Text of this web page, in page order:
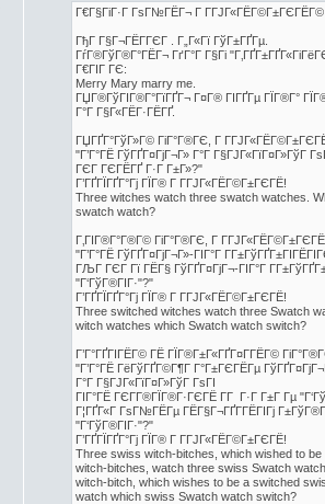
Г€Г§ГіГ·Г ГѕГ№ГЁГ¬ Г
ГђГ Г§Г¬ГЁГ­ГЄГ . Г„Г«Гї ГўГ±ГҐГµ.
ГѓГ®ГўГ®Г°ГЁГ¬ ГґГ°Г Г§Гі
Г€ГІГ ГЄ:
Merry Mary marry me.
ГЏГ®ГўГІГ®Г°ГїГҐГ¬ Г¤Г® ГІГҐГµ ГЇГ®Г°
Г°Г Г§Г«ГЁГ·ГЁГҐ.
ГЏГҐГ°ГўГ»Г© ГіГ°Г®ГЄ, Г
"Г’Г°ГЁ ГўГҐГ¤ГјГ¬Г» Г°Г Г§ГЈГ«ГїГ¤Г»ГўГ
ГЄГ ГЄГЁГҐ Г·Г Г±Г»?"
Г’ГҐГЇГҐГ°Гј ГЇГ® Г Г­ГЈГ«ГЁГ©Г±ГЄГЁ!
Three witches watch three swatch watches.
swatch watch?
Г‚ГІГ®Г°Г®Г© ГіГ°Г®ГЄ, Г
"Г’Г°ГЁ ГўГҐГ¤ГјГ¬Г»-ГІГ°Г
ГЉГ ГЄГ Гї ГЁГ§ ГўГҐГ¤ГјГ¬-ГІГ°Г
"Г‘ГўГ®ГІГ·"?"
Г’ГҐГЇГҐГ°Гј ГЇГ® Г Г­ГЈГ«ГЁГ©Г±ГЄГЁ!
Three switched witches watch three Swatch
witch watches which Swatch watch switch?
Г’Г°ГҐГІГЁГ© ГЁ ГЇГ®Г±Г«ГҐГ¤Г­ГЁГ©
"Г’Г°ГЁ ГёГўГҐГ©Г¶Г Г°Г±ГЄГЁГµ
Г°Г Г§ГЈГ«ГїГ¤Г»ГўГ ГѕГІ
ГІГ°ГЁ ГЄГ­Г®ГЇГ®Г·ГЄГЁ Г­Г Г·Г Г±Г Гµ
Г¦ГҐГ«Г ГѕГ№ГЁГµ ГЁГ§Г¬ГҐГ­ГЁГІГј
"Г‘ГўГ®ГІГ·"?"
Г’ГҐГЇГҐГ°Гј ГЇГ® Г Г­ГЈГ«ГЁГ©Г±ГЄГЁ!
Three swiss witch-bitches, which wished to
witch-bitches, watch three swiss Swatch
witch-bitch, which wishes to be a switched
watch which swiss Swatch watch switch?